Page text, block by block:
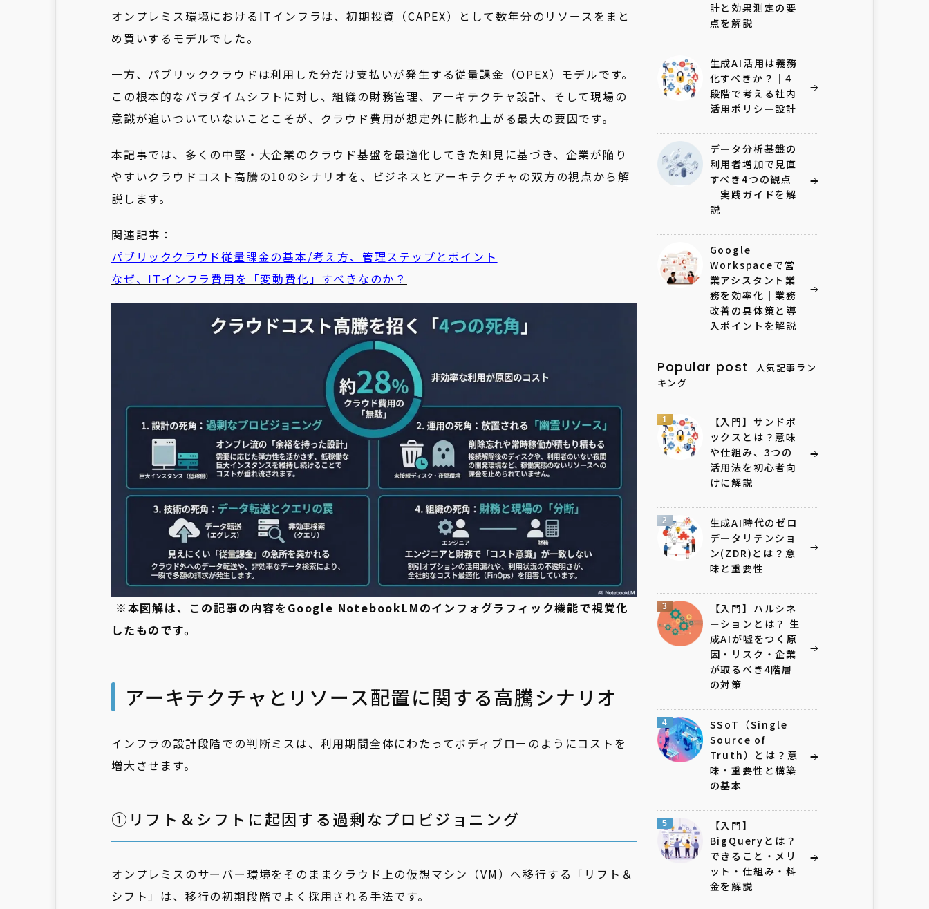
オンプレミス環境におけるITインフラは、初期投資（CAPEX）として数年分のリソースをまと
め買いするモデルでした。
一方、パブリッククラウドは利用した分だけ支払いが発生する従量課金（OPEX）モデルです。
この根本的なパラダイムシフトに対し、組織の財務管理、アーキテクチャ設計、そして現場の
意識が追いついていないことこそが、クラウド費用が想定外に膨れ上がる最大の要因です。
本記事では、多くの中堅・大企業のクラウド基盤を最適化してきた知見に基づき、企業が陥り
やすいクラウドコスト高騰の10のシナリオを、ビジネスとアーキテクチャの双方の視点から解
説します。
関連記事：
パブリッククラウド従量課金の基本/考え方、管理ステップとポイント
なぜ、ITインフラ費用を「変動費化」すべきなのか？
※本図解は、この記事の内容をGoogle NotebookLMのインフォグラフィック機能で視覚化
したものです。
アーキテクチャとリソース配置に関する高騰シナリオ
インフラの設計段階での判断ミスは、利用期間全体にわたってボディブローのようにコストを
増大させます。
➀リフト＆シフトに起因する過剰なプロビジョニング
オンプレミスのサーバー環境をそのままクラウド上の仮想マシン（VM）へ移行する「リフト＆
シフト」は、移行の初期段階でよく採用される手法です。
計と効果測定の要
点を解説
生成AI活用は義務
化すべきか？｜4
段階で考える社内
活用ポリシー設計
データ分析基盤の
利用者増加で見直
すべき4つの観点
｜実践ガイドを解
説
Google
Workspaceで営
業アシスタント業
務を効率化｜業務
改善の具体策と導
入ポイントを解説
Popular post
人気記事ラン
キング
1
【入門】サンドボ
ックスとは？意味
や仕組み、3つの
活用法を初心者向
けに解説
2
生成AI時代のゼロ
データリテンショ
ン(ZDR)とは？意
味と重要性
3
【入門】ハルシネ
ーションとは？ 生
成AIが嘘をつく原
因・リスク・企業
が取るべき4階層
の対策
4
SSoT（Single
Source of
Truth）とは？意
味・重要性と構築
の基本
5
【入門】
BigQueryとは？
できること・メリ
ット・仕組み・料
金を解説